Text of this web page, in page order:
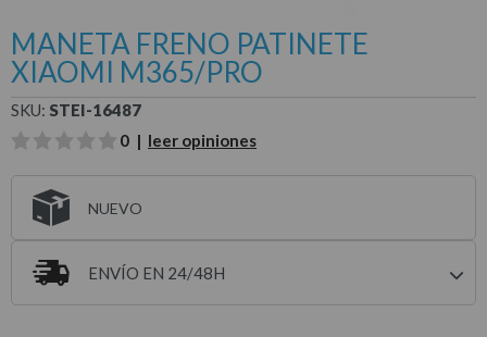
MANETA FRENO PATINETE
XIAOMI M365/PRO
SKU: STEI-16487
0 | leer opiniones
NUEVO
ENVÍO EN 24/48H